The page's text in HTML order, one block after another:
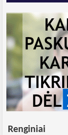
Renginiai